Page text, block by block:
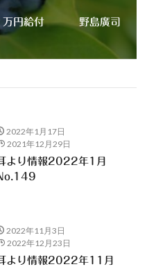
万円給付 野島廣司
2022年1月17日
2021年12月29日
より情報2022年1月
2022年11月3日
2022年12月23日
より情報2022年11月